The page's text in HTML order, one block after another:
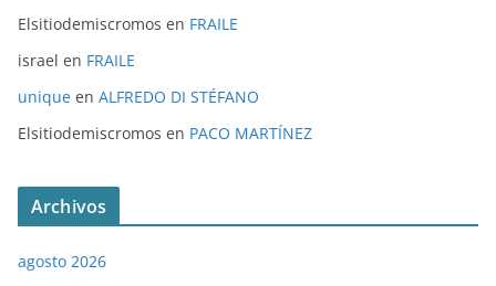
Elsitiodemiscromos en FRAILE
israel en FRAILE
unique en ALFREDO DI STÉFANO
Elsitiodemiscromos en PACO MARTÍNEZ
Archivos
agosto 2026